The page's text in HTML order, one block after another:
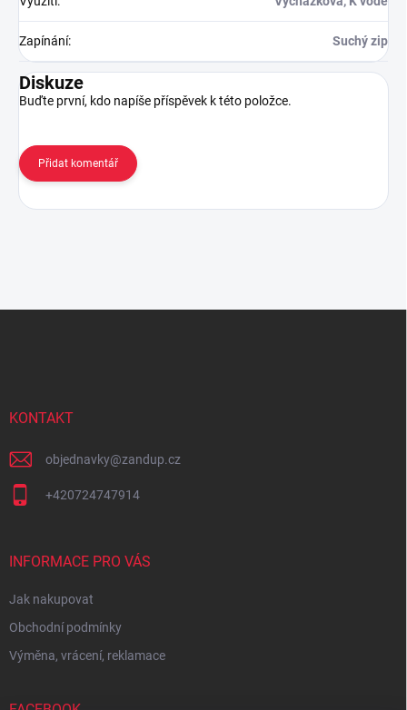
Zapínání: Suchý zip
Diskuze
Buďte první, kdo napíše příspěvek k této položce.
Přidat komentář
KONTAKT
objednavky@zandup.cz
+420724747914
INFORMACE PRO VÁS
Jak nakupovat
Obchodní podmínky
Výměna, vrácení, reklamace